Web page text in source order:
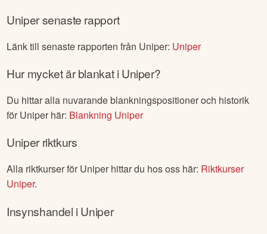
Unipersenaste rapport
Länk till senaste rapporten från Uniper: Uniper
Hur mycket är blankat iUniper?
Du hittar alla nuvarande blankningspositioner och historik
för Uniper här: Blankning Uniper
Uniperriktkurs
Alla riktkurser för Uniper hittar du hos oss här: Riktkurser
Uniper.
Insynshandel iUniper